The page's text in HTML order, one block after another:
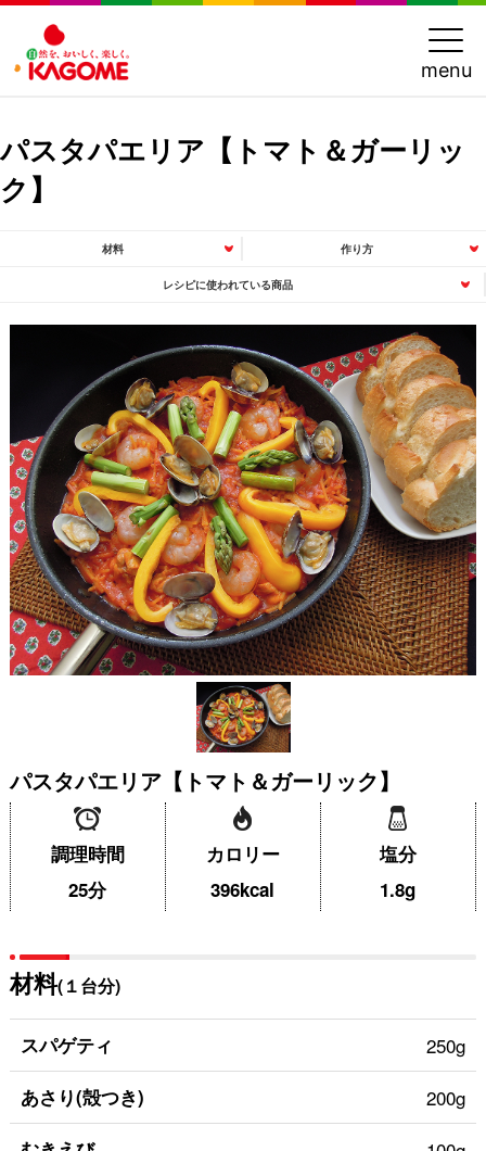
menu
パスタパエリア【トマト＆ガーリッ
ク】
材料 作り方
レシピに使われている商品
パスタパエリア【トマト＆ガーリック】
調理時間
25分
カロリー
396kcal
塩分
1.8g
材料(１台分)
スパゲティ 250g
あさり(殻つき) 200g